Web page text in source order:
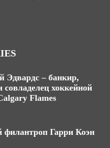
– банкир,
совладелец хоккейной
Flames
филантроп Гарри Коэн